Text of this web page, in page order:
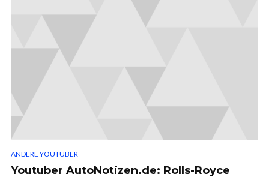
ANDERE YOUTUBER
Youtuber AutoNotizen.de: Rolls-Royce